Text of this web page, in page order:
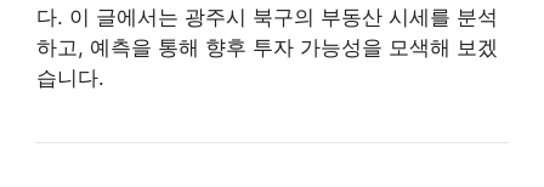
다. 이 글에서는 광주시 북구의 부동산 시세를 분석
하고, 예측을 통해 향후 투자 가능성을 모색해 보겠
습니다.